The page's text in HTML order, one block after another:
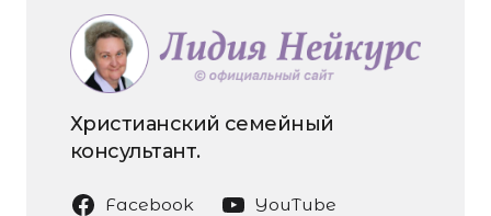
Христианский семейный
консультант.
Facebook YouTube